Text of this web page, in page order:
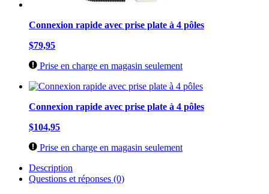
Connexion rapide avec prise plate à 4 pôles
$79,95
Prise en charge en magasin seulement
Connexion rapide avec prise plate à 4 pôles
$104,95
Prise en charge en magasin seulement
Description
Questions et réponses (0)